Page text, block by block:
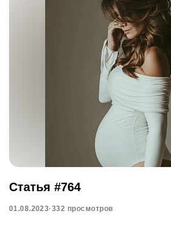
Статья #764
01.08.2023·332 просмотров